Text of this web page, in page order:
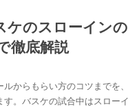
ケのスローインの
徹底解説
からもらい方のコツまでを、
。バスケの試合中はスローイ